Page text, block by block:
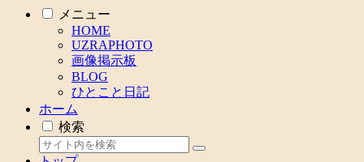
メニュー
HOME
UZRAPHOTO
画像掲示板
BLOG
ひとこと日記
ホーム
検索